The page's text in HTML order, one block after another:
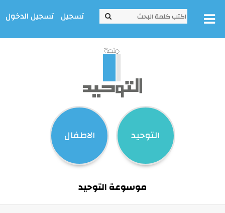
تسجيل تسجيل الدخول
التوحيد الاطفال
موسوعة التوحيد